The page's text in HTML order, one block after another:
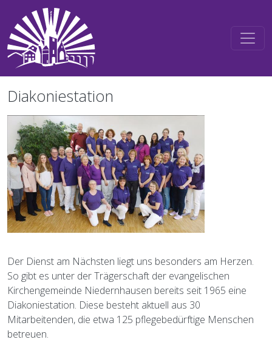
Direkt zum Inhalt
Diakoniestation
Der Dienst am Nächsten liegt uns besonders am Herzen.
So gibt es unter der Trägerschaft der evangelischen
Kirchengemeinde Niedernhausen bereits seit 1965 eine
Diakoniestation. Diese besteht aktuell aus 30
Mitarbeitenden, die etwa 125 pflegebedürftige Menschen
betreuen.